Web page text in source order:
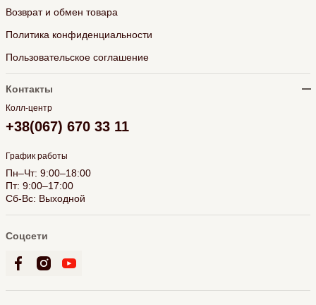
Возврат и обмен товара
Политика конфиденциальности
Пользовательское соглашение
Контакты
Колл-центр
+38(067) 670 33 11
График работы
Пн–Чт: 9:00–18:00
Пт: 9:00–17:00
Сб-Вс: Выходной
Соцсети